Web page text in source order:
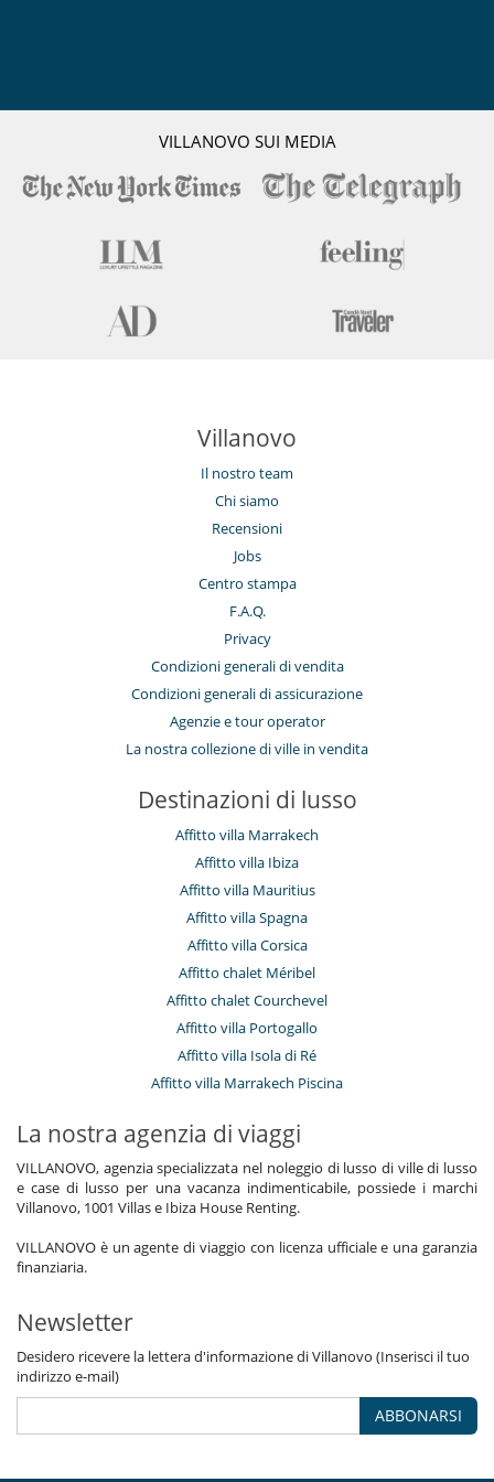
VILLANOVO SUI MEDIA
Villanovo
Il nostro team
Chi siamo
Recensioni
Jobs
Centro stampa
F.A.Q.
Privacy
Condizioni generali di vendita
Condizioni generali di assicurazione
Agenzie e tour operator
La nostra collezione di ville in vendita
Destinazioni di lusso
Affitto villa Marrakech
Affitto villa Ibiza
Affitto villa Mauritius
Affitto villa Spagna
Affitto villa Corsica
Affitto chalet Méribel
Affitto chalet Courchevel
Affitto villa Portogallo
Affitto villa Isola di Ré
Affitto villa Marrakech Piscina
La nostra agenzia di viaggi
VILLANOVO, agenzia specializzata nel noleggio di lusso di ville di lusso
e case di lusso per una vacanza indimenticabile, possiede i marchi
Villanovo, 1001 Villas e Ibiza House Renting.
VILLANOVO è un agente di viaggio con licenza ufficiale e una garanzia
finanziaria.
Newsletter
Desidero ricevere la lettera d'informazione di Villanovo (Inserisci il tuo
indirizzo e-mail)
ABBONARSI